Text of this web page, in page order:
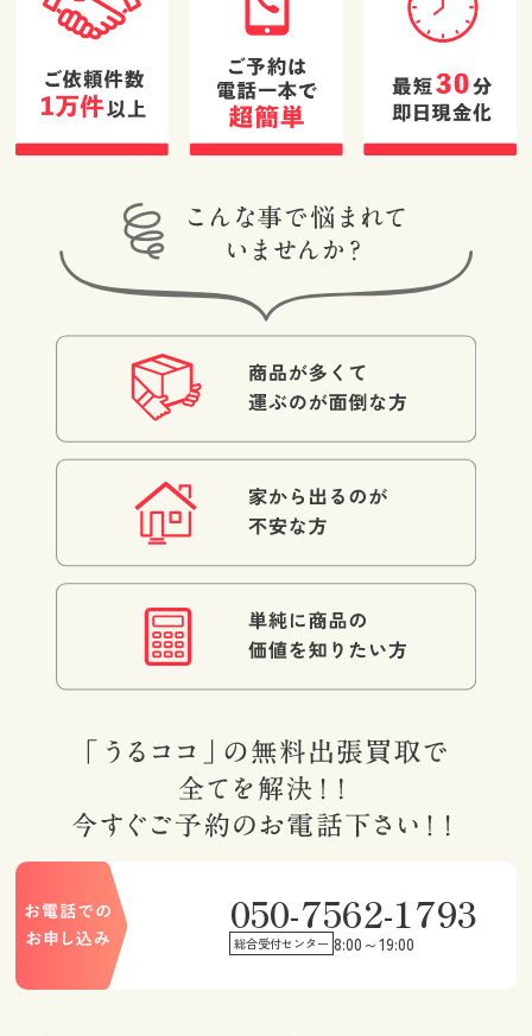
があればぜひお
願いしたいと感
クセサリーに思
いもよらない値
です。鑑定士の
方の対応も非常
に良かったで
050-7562-1793
総合受付センター 8:00～19:00